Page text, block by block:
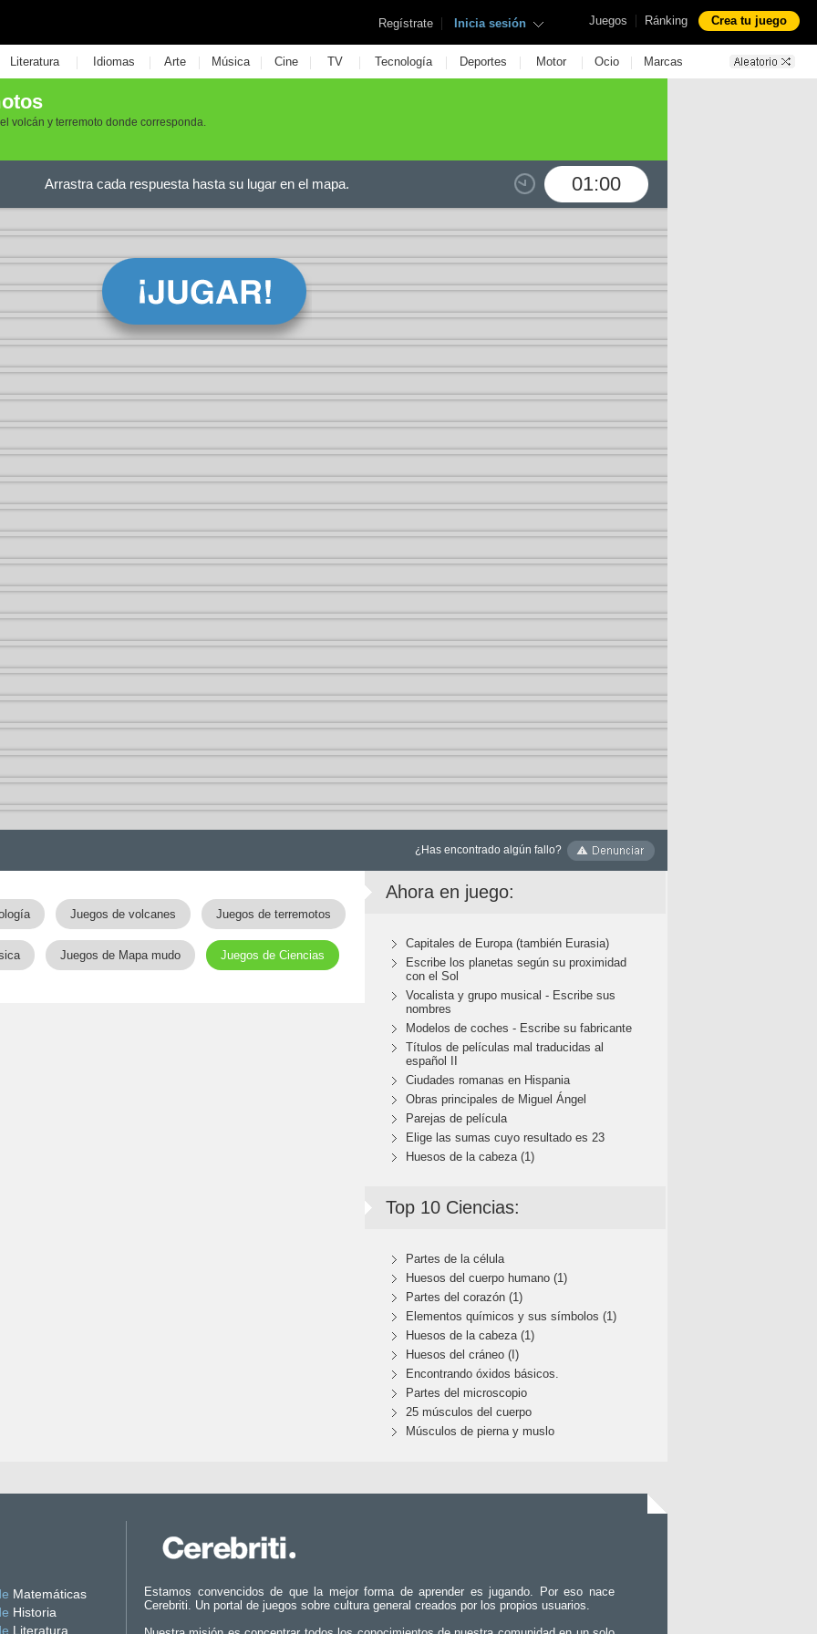
Juegos | Ránking Crea tu juego
Regístrate | Inicia sesión
Literatura | Idiomas | Arte | Música | Cine | TV | Tecnología | Deportes | Motor | Ocio | Marcas
volcán y terremoto donde corresponda.
01:00
Arrastra cada respuesta hasta su lugar en el mapa.
¿Has encontrado algún fallo?
Juegos de volcanes Juegos de terremotos
Juegos de Mapa mudo Juegos de Ciencias
Ahora en juego:
Capitales de Europa (también Eurasia)
Escribe los planetas según su proximidad
con el Sol
Vocalista y grupo musical - Escribe sus
nombres
Modelos de coches - Escribe su fabricante
Títulos de películas mal traducidas al
español II
Ciudades romanas en Hispania
Obras principales de Miguel Ángel
Parejas de película
Elige las sumas cuyo resultado es 23
Huesos de la cabeza (1)
Top 10 Ciencias:
Partes de la célula
Huesos del cuerpo humano (1)
Partes del corazón (1)
Elementos químicos y sus símbolos (1)
Huesos de la cabeza (1)
Huesos del cráneo (I)
Encontrando óxidos básicos.
Partes del microscopio
25 músculos del cuerpo
Músculos de pierna y muslo
Matemáticas
Historia
Literatura
Estamos convencidos de que la mejor forma de aprender es jugando. Por eso nace
Cerebriti. Un portal de juegos sobre cultura general creados por los propios usuarios.